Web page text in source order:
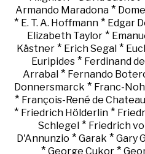
Armando Maradona*
* E. T. A. Hoffmann * Edgar
Elizabeth Taylor *
Kästner * Erich Segal *
Euripides* Ferdinand
Arrabal * Fernando
Donnersmarck * Franc-
* François-René de
* Friedrich Hölderlin*
Schlegel * Friedrich
D'Annunzio * Garak * Gary
* George Cukor *